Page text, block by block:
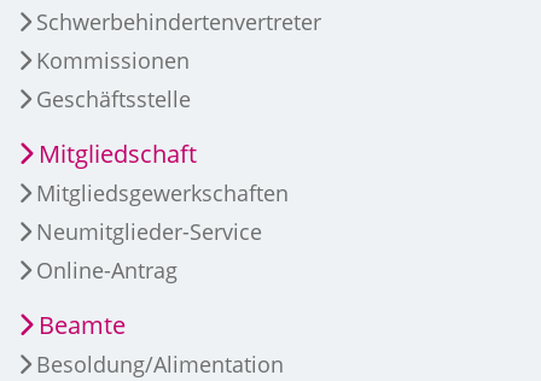
Schwerbehindertenvertreter
Kommissionen
Geschäftsstelle
Mitgliedschaft
Mitgliedsgewerkschaften
Neumitglieder-Service
Online-Antrag
Beamte
Besoldung/Alimentation